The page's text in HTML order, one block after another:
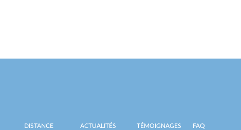
DISTANCE ACTUALITÉS TÉMOIGNAGES FAQ